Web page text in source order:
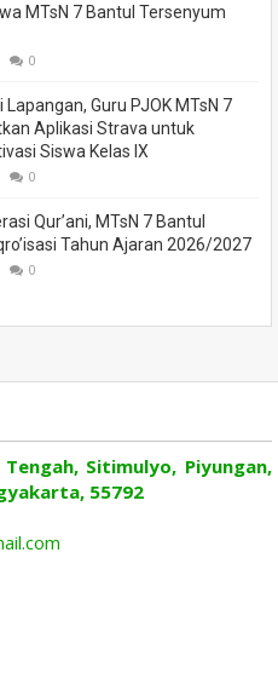
MTsN 7 Bantul Tersenyum
0
Lapangan, Guru PJOK MTsN 7
Aplikasi Strava untuk
Siswa Kelas IX
0
Qur’ani, MTsN 7 Bantul
Tahun Ajaran 2026/2027
0
Sitimulyo, Piyungan,
55792